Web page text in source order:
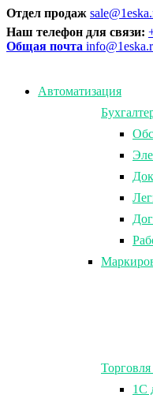
Отдел продаж
Наш телефон для связи:
Общая почта
Автоматизация
1С